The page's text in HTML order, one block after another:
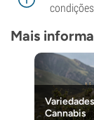
Mais
Cannabis